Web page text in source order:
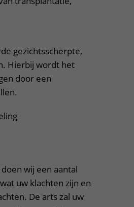
gezichtsscherpte,
Hierbij wordt het
door een
wij een aantal
uw klachten zijn en
De arts zal uw